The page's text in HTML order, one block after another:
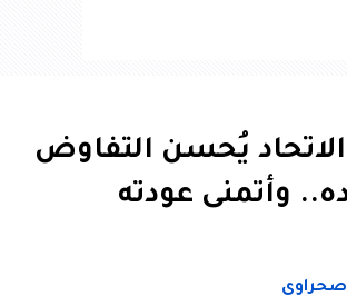
يُحسن التفاوض
وأتمنى عودته